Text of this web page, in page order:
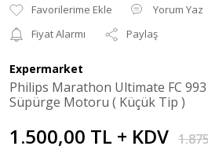
Yorum Yaz
Fiyat Alarmı
Paylaş
Expermarket
Philips Marathon Ultimate FC
Süpürge Motoru ( Küçük Tip )
1.500,00 TL + KDV